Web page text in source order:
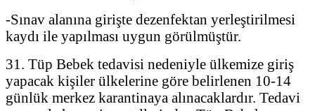
-Sınav alanına girişte dezenfektan yerleştirilmesi
kaydı ile yapılması uygun görülmüştür.
31. Tüp Bebek tedavisi nedeniyle ülkemize giriş
yapacak kişiler ülkelerine göre belirlenen 10-14
günlük merkez karantinaya alınacaklardır. Tedavi